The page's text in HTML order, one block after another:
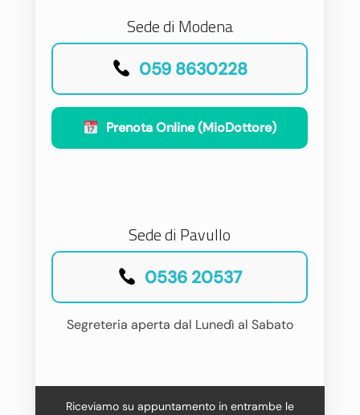
Sede di Modena
059 8630228
Prenota Online (MioDottore)
Sede di Pavullo
0536 20537
Segreteria aperta dal Lunedì al Sabato
Riceviamo su appuntamento in entrambe le